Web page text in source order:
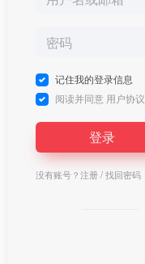
记住我的登录信息
阅读并同意 用户协议
登录
没有账号？注册/找回密码